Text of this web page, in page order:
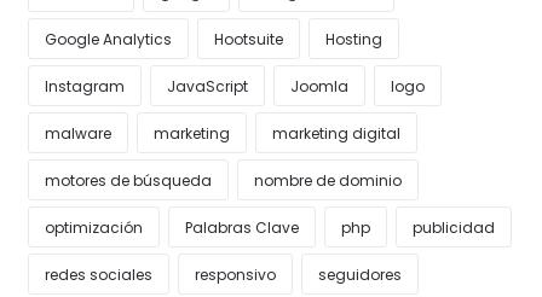
Google Analytics Hootsuite Hosting
Instagram JavaScript Joomla logo
malware marketing marketing digital
motores de búsqueda nombre de dominio
optimización Palabras Clave php publicidad
redes sociales responsivo seguidores